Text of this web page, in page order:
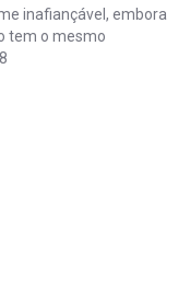
inafiançável, embora
tem o mesmo